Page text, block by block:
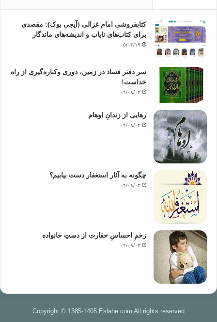
یک نقطه بیش فرق رحیم و رجیم نیست ،از نقطه
کنند .
هر چقدر دره ی غرورت بلند تر باشه دره ی
سقوطت هم عمیق تر می شه .
با شکستن پای دیگران ما بهتر راه نخواهیم
رفت.
خوشبخت کسی نیست که مشکلی ندارد بلکه کسی
کتابفروشی امام غزالی (آیجی بوک): مقصدی
برای کتاب‌های نایاب و اندیشه‌های ماندگار
۰۵/۰۳/۱۹
سر دفتر فساد در زمین‌، دوری وکناره‌گیری از راه
خداست‌!
۰۴/۰۸/۰۳
رهایی از زندانِ اوهام
۰۴/۰۸/۰۳
چگونه به آثار استغفار دست بیابیم؟
۰۴/۰۸/۰۳
زخمِ احساسِ حقارت از دستِ خانواده
۰۴/۰۸/۰۳
Copyright © 1385-1405 Eslahe.com All rights reserved